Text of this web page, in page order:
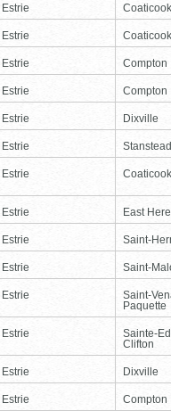
Estrie Coaticook
Estrie Coaticook
Estrie Compton
Estrie Compton
Estrie Dixville
Estrie
Estrie Coaticook
Estrie East
Estrie Saint-
Estrie Saint-
Estrie
Saint-
Paquette
Estrie
Sainte-
Clifton
Estrie Dixville
Estrie Compton